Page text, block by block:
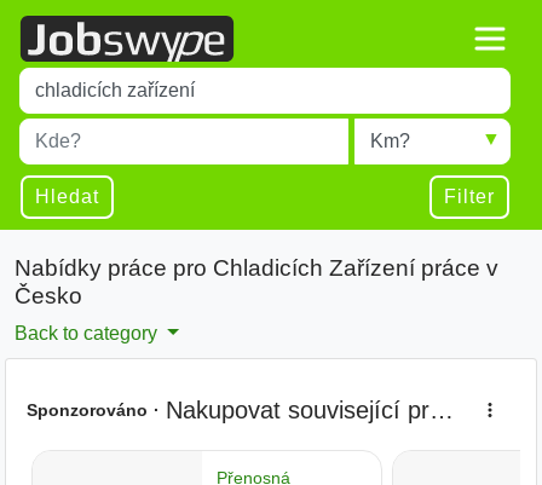
Title
Type 1 or more characters for results.
Místo
Type 1 or more characters for results.
Radius
Hledat Filter
Nabídky práce pro Chladicích Zařízení práce v
Česko
Back to category